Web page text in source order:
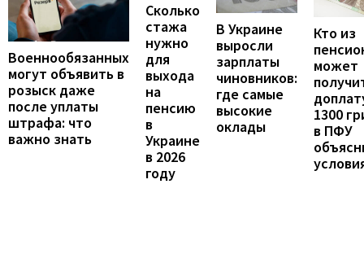
Военнообязанных
могут объявить в
розыск даже
после уплаты
штрафа: что
важно знать
Сколько
стажа
нужно
для
выхода
на
пенсию
в
Украине
в 2026
году
В Украине
выросли
зарплаты
чиновников:
где самые
высокие
оклады
Кто из
может
1300
в ПФУ